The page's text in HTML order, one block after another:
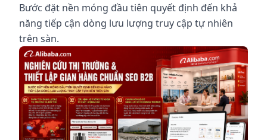
Bước đặt nền móng đầu tiên quyết định đến khả
năng tiếp cận dòng lưu lượng truy cập tự nhiên
trên sàn.